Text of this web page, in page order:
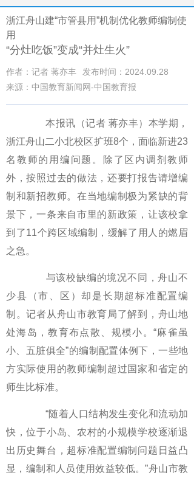
浙江舟山建“市管县用”机制优化教师编制使
用
“分灶吃饭”变成“并灶生火”
作者：记者 蒋亦丰
发布时间：2024.09.28
来源：中国教育新闻网-中国教育报
本报讯（记者 蒋亦丰）本学期，
浙江舟山二小北校区扩班8个，面临新进23
名教师的用编问题。除了区内调剂教师
外，按照过去的做法，还要打报告请增编
制和新招教师。在当地编制极为紧缺的背
景下，一条来自市里的新政策，让该校拿
到了11个跨区域编制，缓解了用人的燃眉
之急。
与该校缺编的境况不同，舟山不
少县（市、区）却是长期超标准配置编
制。记者从舟山市教育局了解到，舟山地
处海岛，教育布点散、规模小。“麻雀虽
小、五脏俱全”的编制配置体例下，一些地
方实际使用的教师编制超过国家和省定的
师生比标准。
“随着人口结构发生变化和流动加
快，位于小岛、农村的小规模学校逐渐退
出历史舞台，超标准配置编制问题日益凸
显，编制和人员使用效益较低。”舟山市教